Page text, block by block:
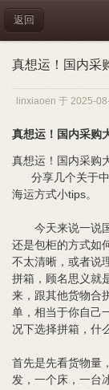
返回
真想运！国内采
linxiaoen 于 2025-
真想运！国内采购
真想运！国内采购
分享几个关于中
海运方式小tips。
今天来说一说国
还是包柜的方式如
不太清晰，或者说
拼箱，顾名思义就
来，跟其他货物合
单，相当于你自己
况下选择拼箱，什
首先是先看货物量
发，一个床，一台